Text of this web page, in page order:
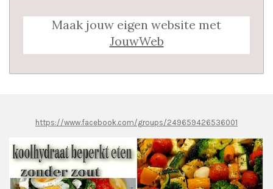
Maak jouw eigen website met
JouwWeb
https://www.facebook.com/groups/249659426536001